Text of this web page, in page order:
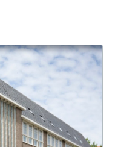
protocol) en ik
in een oogwenk als
hulp.
Het eten was
ze in huis.
via een
ziet er schoon
ik ben nog steeds
heeft me